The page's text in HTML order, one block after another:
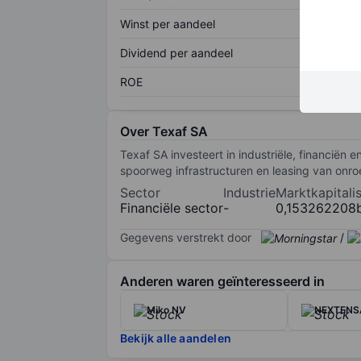
Winst per aandeel
Dividend per aandeel
ROE
Over Texaf SA
Texaf SA investeert in industriële, financiën
spoorweg infrastructuren en leasing van
Sector
Financiële sector
Industrie
-
Gegevens verstrekt door /
Anderen waren geïnteresseerd in
Miko NV
Bekijk alle aandelen